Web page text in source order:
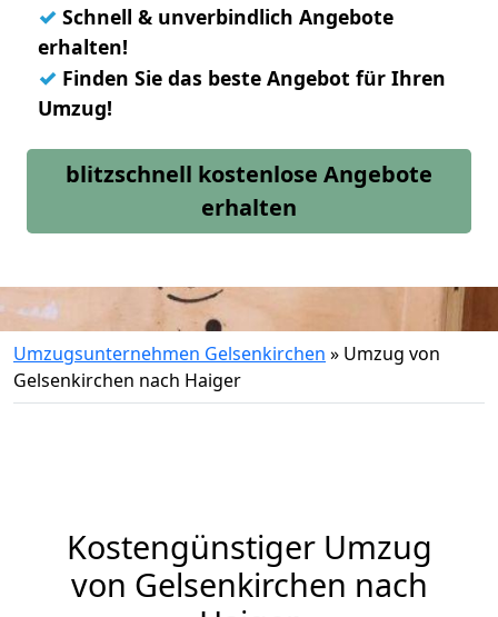
✓ Schnell & unverbindlich Angebote
erhalten!
✓ Finden Sie das beste Angebot für Ihren
Umzug!
blitzschnell kostenlose Angebote
erhalten
Umzugsunternehmen Gelsenkirchen » Umzug von
Gelsenkirchen nach Haiger
Kostengünstiger Umzug
von Gelsenkirchen nach